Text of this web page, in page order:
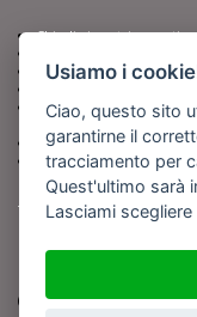
Chiedi ai nostri esperti
Fai pubblicità con noi
Iscriviti al nostro corso di
giornalismo
Compra i nostri libri
Entra in Barinedita Map
Copyright BARIREPORT
logo di Barinedita sono
detiene i Diritti d'Autore e
(tranne che non vi sia uno
Usiamo i
Ciao, questo sito
garantirne il
tracciamento per
Quest'ultimo sarà
Lasciami scegliere